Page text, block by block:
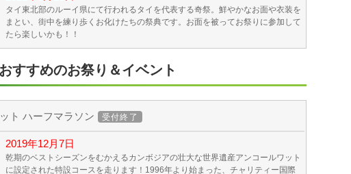
タイ東北部のルーイ県にて行われるタイを代表する奇祭。鮮やかなお面や衣装を
まとい、街中を練り歩くお化けたちの祭典です。お面を被ってお祭りに参加して
たら楽しいかも！！
すすめのお祭り＆イベント
ト ハーフマラソン 受付終了
2019年12月7日
乾期のベストシーズンをむかえるカンボジアの壮大な世界遺産アンコールワット
に設定された特設コースを走ります！1996年より始まった、チャリティー国際